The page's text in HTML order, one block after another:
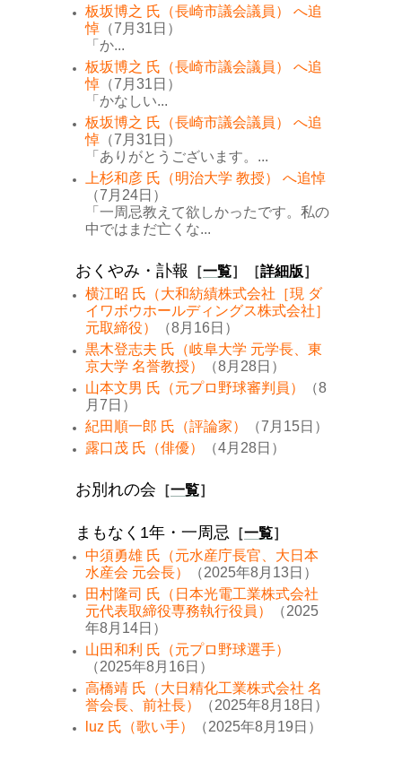
板坂博之 氏（長崎市議会議員） へ追
悼 （7月31日）
「か...
板坂博之 氏（長崎市議会議員） へ追
悼 （7月31日）
「かなしい...
板坂博之 氏（長崎市議会議員） へ追
悼 （7月31日）
「ありがとうございます。...
上杉和彦 氏（明治大学 教授） へ追悼
（7月24日）
「一周忌教えて欲しかったです。私の
中ではまだ亡くな...
おくやみ・訃報 ［一覧］［詳細版］
横江昭 氏（大和紡績株式会社［現 ダ
イワボウホールディングス株式会社］
元取締役）
（8月16日）
黒木登志夫 氏（岐阜大学 元学長、東
京大学 名誉教授）
（8月28日）
山本文男 氏（元プロ野球審判員）
（8
月7日）
紀田順一郎 氏（評論家）
（7月15日）
露口茂 氏（俳優）
（4月28日）
お別れの会 ［一覧］
まもなく1年・一周忌 ［一覧］
中須勇雄 氏（元水産庁長官、大日本
水産会 元会長）
（2025年8月13日）
田村隆司 氏（日本光電工業株式会社
元代表取締役専務執行役員）
（2025
年8月14日）
山田和利 氏（元プロ野球選手）
（2025年8月16日）
高橋靖 氏（大日精化工業株式会社 名
誉会長、前社長）
（2025年8月18日）
luz 氏（歌い手）
（2025年8月19日）